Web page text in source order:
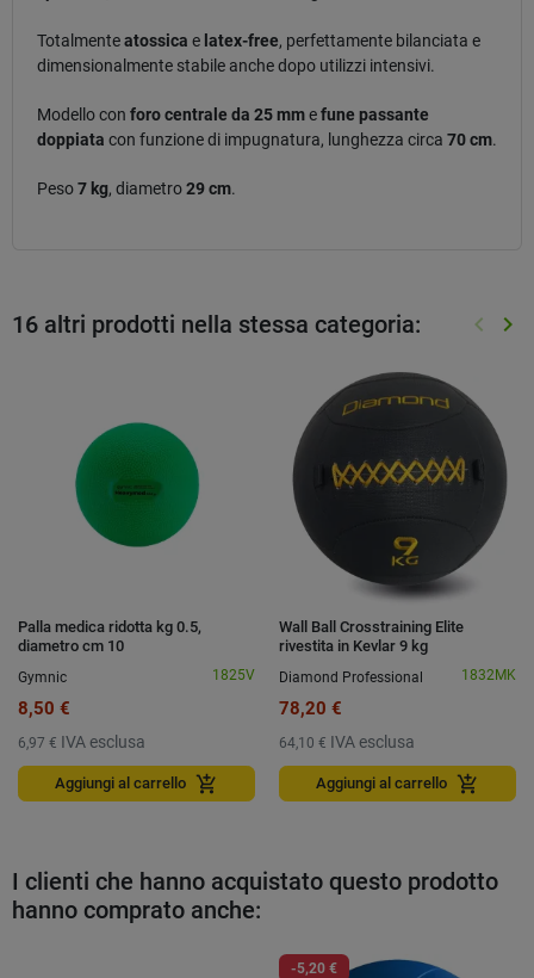
Totalmenteatossica e latex-free, perfettamente bilanciata e
dimensionalmente stabile anche dopo utilizzi intensivi.
Modello con foro centrale da 25 mmefune passante
doppiata con funzione di impugnatura, lunghezza circa 70 cm.
Peso7 kg, diametro29 cm.
16 altri prodotti nella stessa categoria: keyboard_arrow_left keyboard_arrow_right
Palla medica ridotta kg 0.5,
diametro cm 10
Gymnic
1825V
8,50 €
6,97 € IVA esclusa
Aggiungi al carrello add_shopping_cart
Wall Ball Crosstraining Elite
rivestita in Kevlar 9 kg
Diamond Professional
1832MK
78,20 €
64,10 € IVA esclusa
Aggiungi al carrello add_shopping_cart
I clienti che hanno acquistato questo prodotto
hanno comprato anche:
-5,20 €